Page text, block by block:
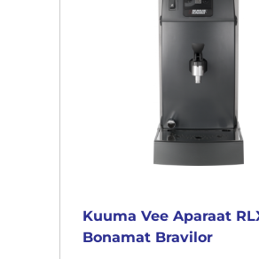
Kuuma Vee Aparaat
Bonamat Bravilor